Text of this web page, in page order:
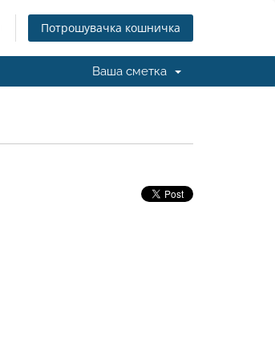
Потрошувачка кошничка
Ваша сметка